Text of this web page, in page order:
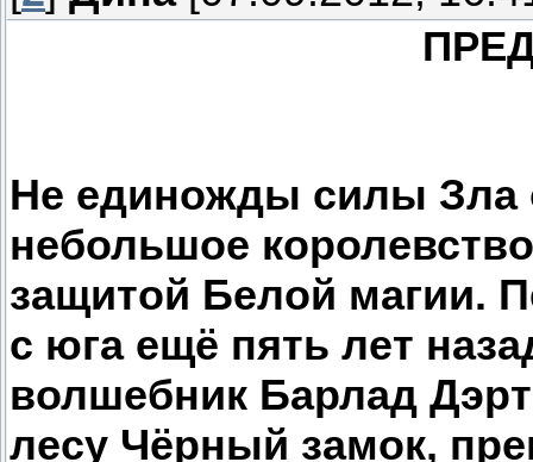
Не единожды силы Зла
небольшое
защитой Белой магии.
с юга ещё пять лет
волшебник Барлад
лесу Чёрный замок,